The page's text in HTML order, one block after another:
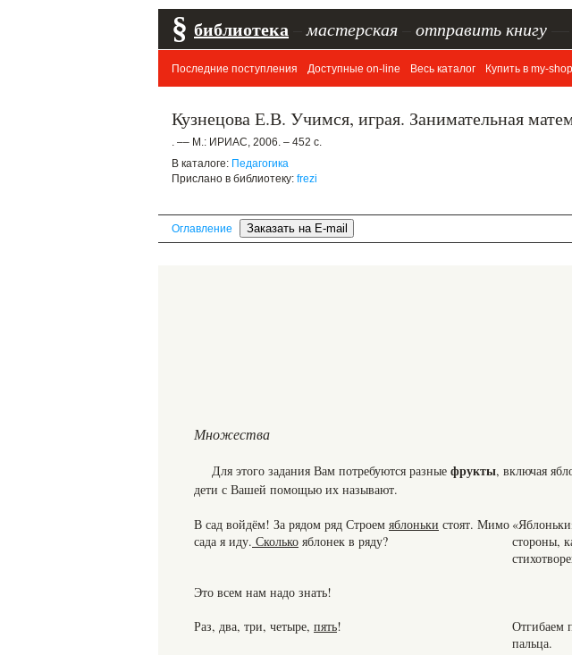
§ библиотека мастерская отправить книгу
Последние поступления Доступные on-line Весь каталог Купить в my-
Кузнецова Е.В. Учимся, играя. Занимательная
. –– М.: ИРИАС, 2006. – 452 с.
В каталоге: Педагогика
Прислано в библиотеку: frezi
Оглавление
Множества
Для этого задания Вам потребуются разные фрукты, включая
дети с Вашей помощью их называют.
В сад войдём! За рядом ряд Строем яблоньки стоят. Мимо
сада я иду. Сколько яблонек в ряду?
стороны,
Это всем нам надо знать!
Раз, два, три, четыре, пять!
Отгибаем
пальца.